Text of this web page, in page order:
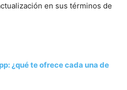
en sus términos de
¿qué te ofrece cada una de